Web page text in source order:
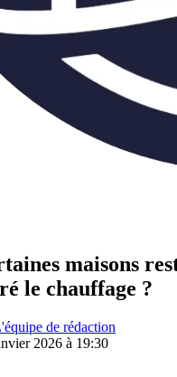
maisons
le chauffage ?
de rédaction
2026 à 19:30